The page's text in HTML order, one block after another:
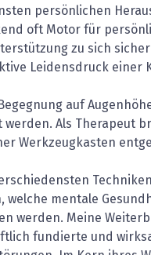
persönlichen
oft Motor für
zu sich
Leidensdruck einer
auf
Als Therapeut
Werkzeugkasten
mentale
werden. Meine
fundierte und